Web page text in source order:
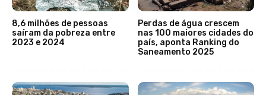
8,6 milhões de pessoas
saíram da pobreza entre
2023 e 2024
Perdas de água crescem
nas 100 maiores cidades do
país, aponta Ranking do
Saneamento 2025